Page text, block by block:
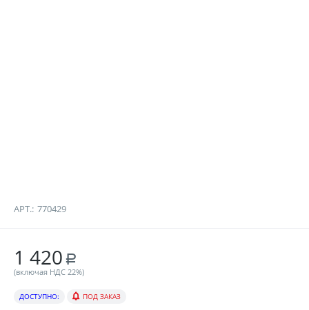
АРТ.: 770429
1 420 Р
(включая НДС 22%)
ДОСТУПНО: ПОД ЗАКАЗ